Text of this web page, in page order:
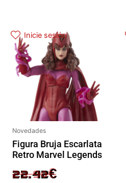
Inicie sesión
Novedades
Figura Bruja Escarlata
Retro Marvel Legends
29.90€
22.42€